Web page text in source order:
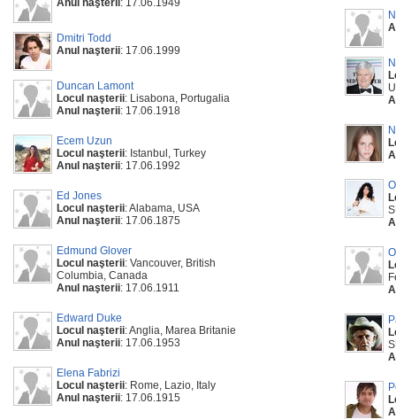
Anul naşterii : 17.06.1949
Dmitri Todd
Anul naşterii: 17.06.1999
Duncan Lamont
Locul naşterii: Lisabona, Portugalia
Anul naşterii: 17.06.1918
Ecem Uzun
Locul naşterii: Istanbul, Turkey
Anul naşterii: 17.06.1992
Ed Jones
Locul naşterii: Alabama, USA
Anul naşterii: 17.06.1875
Edmund Glover
Locul naşterii: Vancouver, British
Columbia, Canada
Anul naşterii: 17.06.1911
Edward Duke
Locul naşterii: Anglia, Marea Britanie
Anul naşterii: 17.06.1953
Elena Fabrizi
Locul naşterii: Rome, Lazio, Italy
Anul naşterii: 17.06.1915